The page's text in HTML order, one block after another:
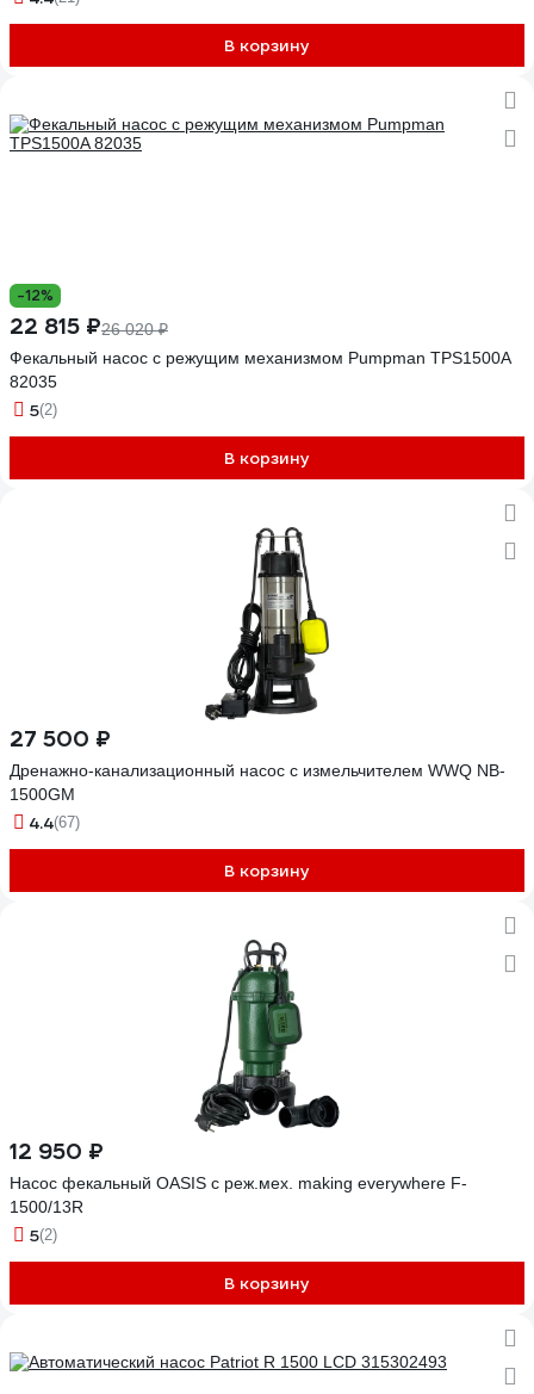
В корзину
-12%
22 815 ₽26 020 ₽
Фекальный насос с режущим механизмом Pumpman TPS1500A
82035
5(2)
В корзину
27 500 ₽
Дренажно-канализационный насос с измельчителем WWQ NB-
1500GM
4.4(67)
В корзину
12 950 ₽
Насос фекальный OASIS с реж.мех. making everywhere F-
1500/13R
5(2)
В корзину